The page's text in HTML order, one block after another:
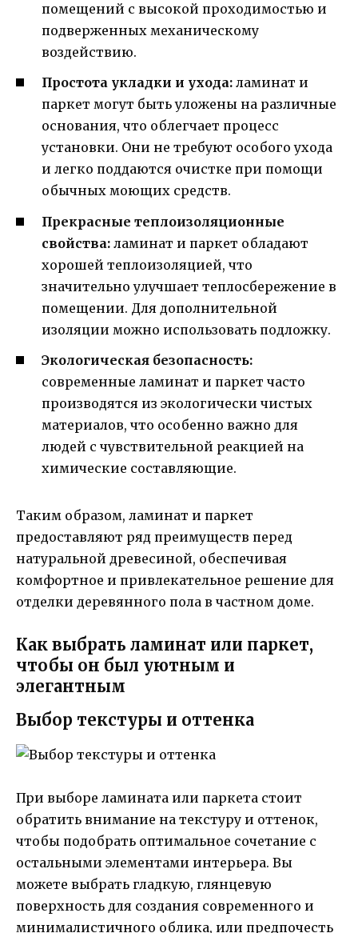
помещений с высокой проходимостью и
подверженных механическому
воздействию.
Простота укладки и ухода: ламинат и
паркет могут быть уложены на различные
основания, что облегчает процесс
установки. Они не требуют особого ухода
и легко поддаются очистке при помощи
обычных моющих средств.
Прекрасные теплоизоляционные
свойства: ламинат и паркет обладают
хорошей теплоизоляцией, что
значительно улучшает теплосбережение в
помещении. Для дополнительной
изоляции можно использовать подложку.
Экологическая безопасность:
современные ламинат и паркет часто
производятся из экологически чистых
материалов, что особенно важно для
людей с чувствительной реакцией на
химические составляющие.
Таким образом, ламинат и паркет
предоставляют ряд преимуществ перед
натуральной древесиной, обеспечивая
комфортное и привлекательное решение для
отделки деревянного пола в частном доме.
Как выбрать ламинат или паркет,
чтобы он был уютным и
элегантным
Выбор текстуры и оттенка
При выборе ламината или паркета стоит
обратить внимание на текстуру и оттенок,
чтобы подобрать оптимальное сочетание с
остальными элементами интерьера. Вы
можете выбрать гладкую, глянцевую
поверхность для создания современного и
минималистичного облика, или предпочесть